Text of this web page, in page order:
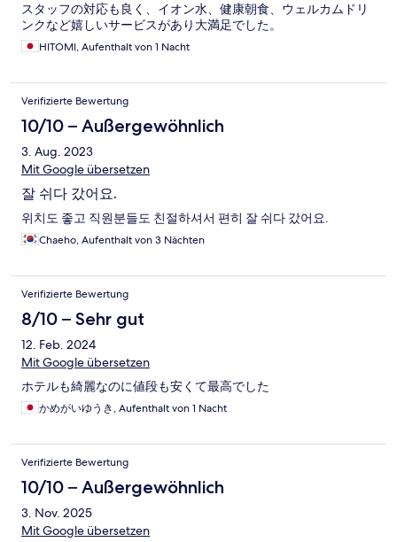
スタッフの対応も良く、イオン水、健康朝食、ウェルカムドリ
ンクなど嬉しいサービスがあり大満足でした。
HITOMI, Aufenthalt von 1 Nacht
Verifizierte Bewertung
10/10 – Außergewöhnlich
3. Aug. 2023
Mit Google übersetzen
잘 쉬다 갔어요.
위치도 좋고 직원분들도 친절하셔서 편히 잘 쉬다 갔어요.
Chaeho, Aufenthalt von 3 Nächten
Verifizierte Bewertung
8/10 – Sehr gut
12. Feb. 2024
Mit Google übersetzen
ホテルも綺麗なのに値段も安くて最高でした
かめがいゆうき, Aufenthalt von 1 Nacht
Verifizierte Bewertung
10/10 – Außergewöhnlich
3. Nov. 2025
Mit Google übersetzen